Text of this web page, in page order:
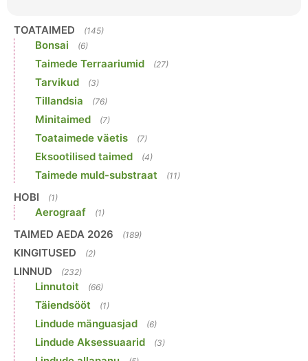
TOATAIMED (145)
Bonsai (6)
Taimede Terraariumid (27)
Tarvikud (3)
Tillandsia (76)
Minitaimed (7)
Toataimede väetis (7)
Eksootilised taimed (4)
Taimede muld-substraat (11)
HOBI (1)
Aerograaf (1)
TAIMED AEDA 2026 (189)
KINGITUSED (2)
LINNUD (232)
Linnutoit (66)
Täiendsööt (1)
Lindude mänguasjad (6)
Lindude Aksessuaarid (3)